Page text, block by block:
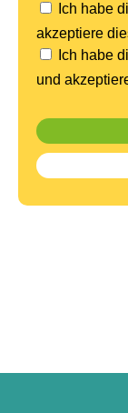
Ich habe
akzeptiere
Ich habe
und